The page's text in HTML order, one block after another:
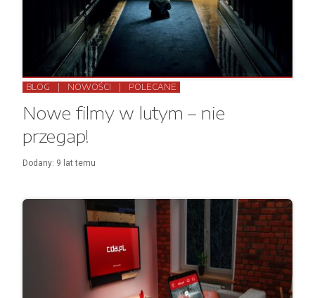
BLOG NOWOŚCI POLECANE
Nowe filmy w lutym – nie
przegap!
Dodany: 9 lat temu